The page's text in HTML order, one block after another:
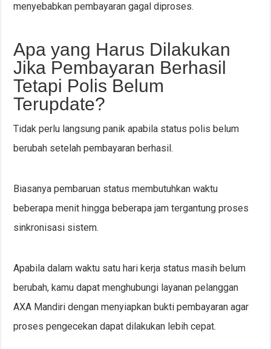
menyebabkan pembayaran gagal diproses.
Apa yang Harus Dilakukan
Jika Pembayaran Berhasil
Tetapi Polis Belum
Terupdate?
Tidak perlu langsung panik apabila status polis belum
berubah setelah pembayaran berhasil.
Biasanya pembaruan status membutuhkan waktu
beberapa menit hingga beberapa jam tergantung proses
sinkronisasi sistem.
Apabila dalam waktu satu hari kerja status masih belum
berubah, kamu dapat menghubungi layanan pelanggan
AXA Mandiri dengan menyiapkan bukti pembayaran agar
proses pengecekan dapat dilakukan lebih cepat.